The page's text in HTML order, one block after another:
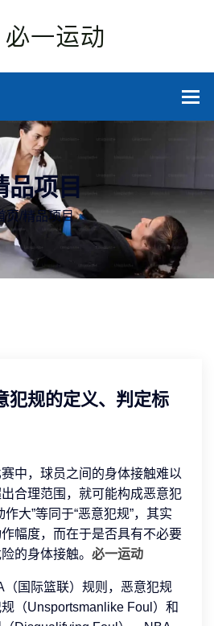
品项目
页/精品项目
犯规的定义、判定标
中，球员之间的身体接触难以
合理范围，就可能构成恶意犯
大”等同于“恶意犯规”，其实
幅度，而在于是否具有不必要
的身体接触。 必一运动
（国际篮联）规则，恶意犯规
（Unsportsmanlike Foul）和